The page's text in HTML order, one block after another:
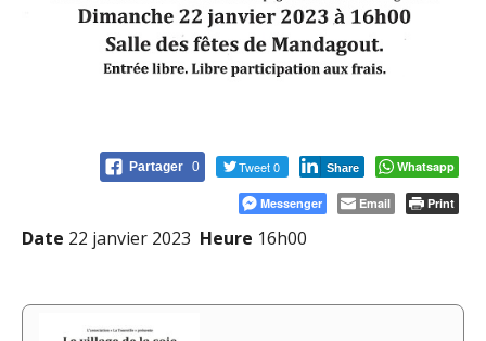
Partager 0 Tweet 0 Share Whatsapp
Messenger Email Print
Date 22 janvier 2023 Heure 16h00